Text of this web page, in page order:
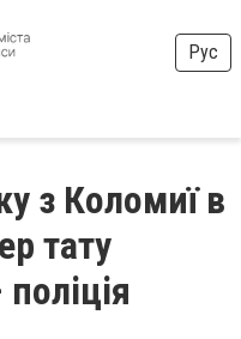
Рус
з Коломиї в
тату